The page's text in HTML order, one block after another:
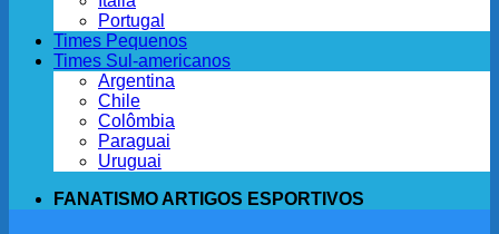
Portugal
Times Pequenos
Times Sul-americanos
Argentina
Chile
Colômbia
Paraguai
Uruguai
FANATISMO ARTIGOS ESPORTIVOS